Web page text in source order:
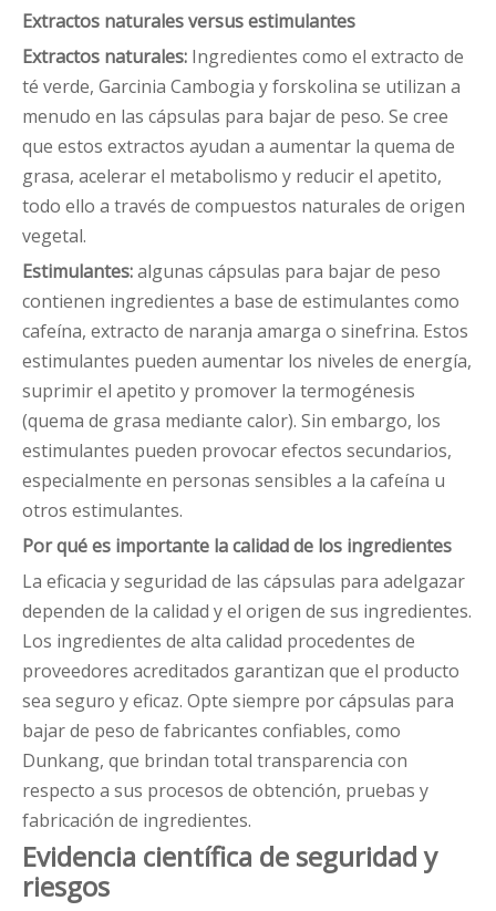
Extractos naturales versus estimulantes
Extractos naturales: Ingredientes como el extracto de
té verde, Garcinia Cambogia y forskolina se utilizan a
menudo en las cápsulas para bajar de peso. Se cree
que estos extractos ayudan a aumentar la quema de
grasa, acelerar el metabolismo y reducir el apetito,
todo ello a través de compuestos naturales de origen
vegetal.
Estimulantes:algunas cápsulas para bajar de peso
contienen ingredientes a base de estimulantes como
cafeína, extracto de naranja amarga o sinefrina. Estos
estimulantes pueden aumentar los niveles de energía,
suprimir el apetito y promover la termogénesis
(quema de grasa mediante calor). Sin embargo, los
estimulantes pueden provocar efectos secundarios,
especialmente en personas sensibles a la cafeína u
otros estimulantes.
Por qué es importante la calidad de los ingredientes
La eficacia y seguridad de las cápsulas para adelgazar
dependen de la calidad y el origen de sus ingredientes.
Los ingredientes de alta calidad procedentes de
proveedores acreditados garantizan que el producto
sea seguro y eficaz. Opte siempre por cápsulas para
bajar de peso de fabricantes confiables, como
Dunkang, que brindan total transparencia con
respecto a sus procesos de obtención, pruebas y
fabricación de ingredientes.
Evidencia científica de seguridad y
riesgos